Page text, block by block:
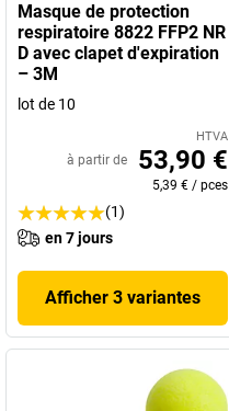
Masque de protection
respiratoire 8822 FFP2 NR
D avec clapet d'expiration
– 3M
lot de 10
HTVA
à partir de 53,90 €
5,39 € / pces
(1)
en 7 jours
Afficher 3 variantes